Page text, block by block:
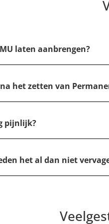
laten aanbrengen?
het zetten van
pijnlijk?
het al dan niet